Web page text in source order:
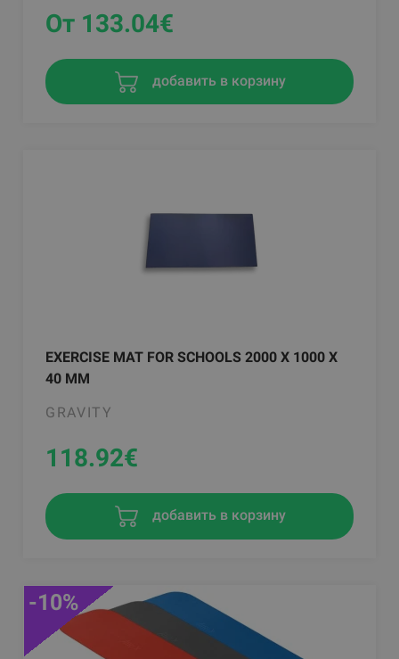
От 133.04€
добавить в корзину
EXERCISE MAT FOR SCHOOLS 2000 X 1000 X
40 MM
GRAVITY
118.92€
добавить в корзину
-10%